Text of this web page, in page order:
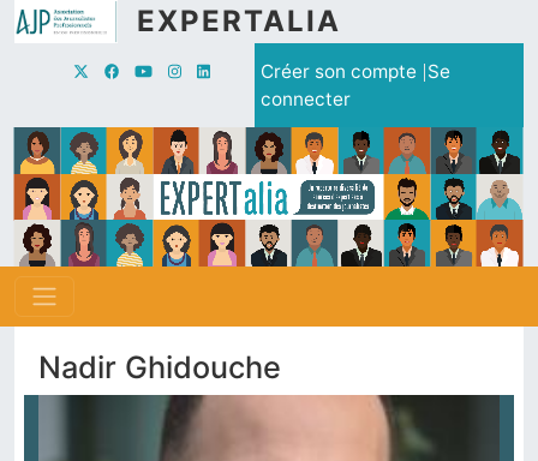
Aller au contenu principalEXPERTALIA
Menu du compte de
Créer son compte Se
connecter
Nadir Ghidouche